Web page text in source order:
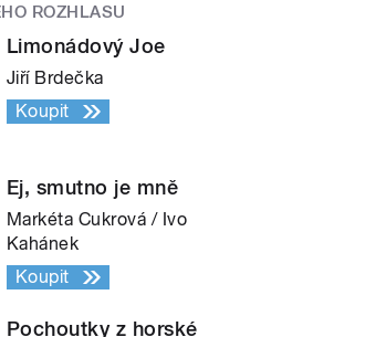
ROZHLASU
Limonádový Joe
Jiří Brdečka
Koupit
Ej, smutno je mně
Markéta Cukrová / Ivo
Kahánek
Koupit
Pochoutky z horské